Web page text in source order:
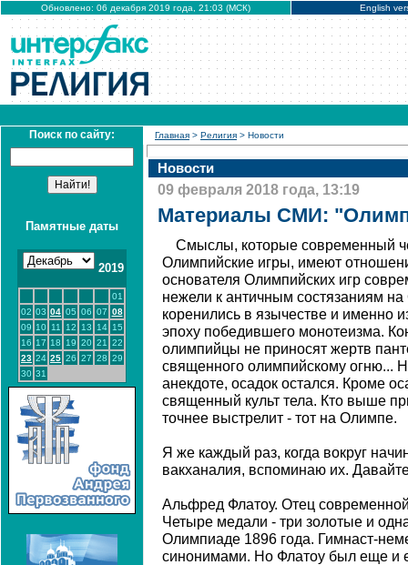
Обновлено: 06 декабря 2019 года, 21:03 (МСК) English
Поиск по сайту:
Памятные даты
2019
01
02 03 04 05 06 07 08
09 10 11 12 13 14 15
16 17 18 19 20 21
22
23 24 25 26 27 28 29
30 31
Главная > Религия > Новости
Новости
09 февраля 2018 года, 13:19
Материалы СМИ:
Смыслы, которые современный
Олимпийские игры, имеют
основателя Олимпийских игр
нежели к античным состязаниям
коренились в язычестве и именно
эпоху победившего монотеизма.
олимпийцы не приносят жертв
священного олимпийскому огню...
анекдоте, осадок остался. Кроме
священный культ тела. Кто выше
точнее выстрелит - тот на Олимпе.
Я же каждый раз, когда вокруг
вакханалия, вспоминаю их.
Альфред Флатоу. Отец
Четыре медали - три золотые и
Олимпиаде 1896 года. Гимнаст-
синонимами. Но Флатоу был еще и